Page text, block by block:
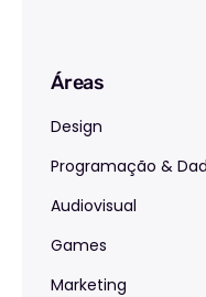
Áreas
Design
Programação &
Audiovisual
Games
Marketing